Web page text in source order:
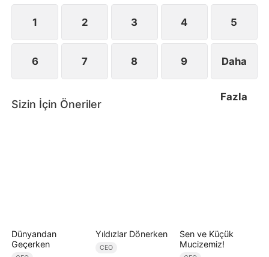
yolculuktaki tek sığınağıdır.
1 2 3 4 5
6 7 8 9 Daha
Fazla
Sizin İçin Öneriler
Dünyandan
Geçerken
Yıldızlar Dönerken
CEO
Sen ve Küçük
Mucizemiz!